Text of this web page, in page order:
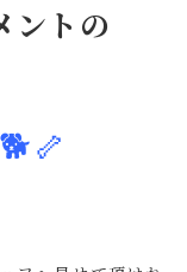
ントの
🐕🦴